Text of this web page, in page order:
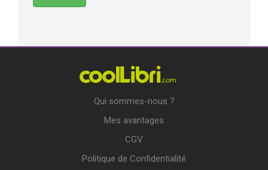
Qui sommes-nous ?
Mes avantages
CGV
Politique de Confidentialité